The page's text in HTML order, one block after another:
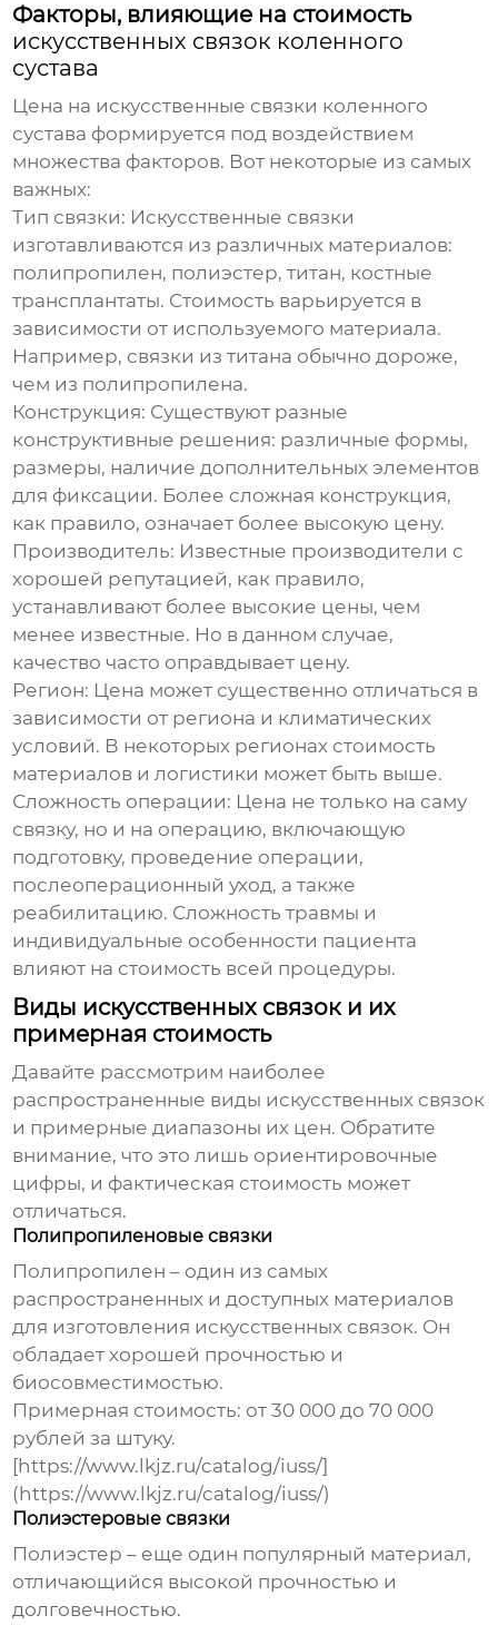
Факторы, влияющие на стоимость
искусственных связок коленного
сустава
Цена на искусственные связки коленного
сустава формируется под воздействием
множества факторов. Вот некоторые из самых
важных:
Тип связки: Искусственные связки
изготавливаются из различных материалов:
полипропилен, полиэстер, титан, костные
трансплантаты. Стоимость варьируется в
зависимости от используемого материала.
Например, связки из титана обычно дороже,
чем из полипропилена.
Конструкция: Существуют разные
конструктивные решения: различные формы,
размеры, наличие дополнительных элементов
для фиксации. Более сложная конструкция,
как правило, означает более высокую цену.
Производитель: Известные производители с
хорошей репутацией, как правило,
устанавливают более высокие цены, чем
менее известные. Но в данном случае,
качество часто оправдывает цену.
Регион: Цена может существенно отличаться в
зависимости от региона и климатических
условий. В некоторых регионах стоимость
материалов и логистики может быть выше.
Сложность операции: Цена не только на саму
связку, но и на операцию, включающую
подготовку, проведение операции,
послеоперационный уход, а также
реабилитацию. Сложность травмы и
индивидуальные особенности пациента
влияют на стоимость всей процедуры.
Виды искусственных связок и их
примерная стоимость
Давайте рассмотрим наиболее
распространенные виды искусственных связок
и примерные диапазоны их цен. Обратите
внимание, что это лишь ориентировочные
цифры, и фактическая стоимость может
отличаться.
Полипропиленовые связки
Полипропилен – один из самых
распространенных и доступных материалов
для изготовления искусственных связок. Он
обладает хорошей прочностью и
биосовместимостью.
Примерная стоимость: от 30 000 до 70 000
рублей за штуку.
[https://www.lkjz.ru/catalog/iuss/]
(https://www.lkjz.ru/catalog/iuss/)
Полиэстеровые связки
Полиэстер – еще один популярный материал,
отличающийся высокой прочностью и
долговечностью.